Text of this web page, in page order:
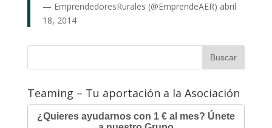
— EmprendedoresRurales (@EmprendeAER) abril
18, 2014
Teaming – Tu aportación a la Asociación